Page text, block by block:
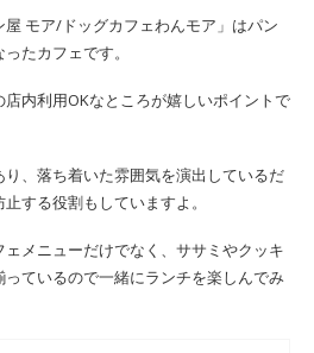
モア/ドッグカフェわんモア」はパン
たカフェです。
店内利用OKなところが嬉しいポイントで
、落ち着いた雰囲気を演出しているだ
する役割もしていますよ。
メニューだけでなく、ササミやクッキ
ているので一緒にランチを楽しんでみ